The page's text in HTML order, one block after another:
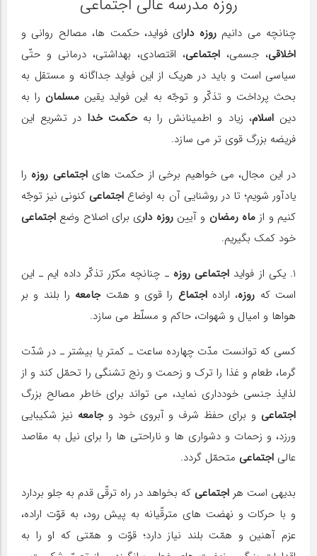
روزه مدرسه عالی اجتماعی
چنانچه می دانیمروزه دارای فواید، حكمت ها، مصالح روانی و
اخلاقی، جسمی، اجتماعی، اقتصادی، بهداشتی، درمانی و حتّی
سیاسی است و باید در هریك از این فواید جداگانه و مستقل به
بحث پرداخت و تذكّر و توجّه به این فواید یقین مسلمان را به
دیناسلام، زیاد و اطمینانش را بهحكمت خدا در تشریع این
فریضه بزرگ قوی تر می سازد.
در این مجال، می خواهیم برخی از حكمت هایاجتماعی روزه را
یادآور شویم؛ تا در روشنایی آن به اوضاع اجتماعی كنونی نیز توجّه
كنیم و از ماه رمضان و آیینروزه داری برای اصلاح وضع اجتماعی
خود كمك بگیریم.
1. یكی از فواید اجتماعی روزه ـ چنانچه مكرّر تذكّر داده ایم ـ این
است كه روزه، ارادهاجتماع را قوی و همّتجامعه را بلند و بر
هواها و امیال و شهوات، حاكم و مسلّط می سازد.
كسی كه توانست مدّت چهارده ساعت ـ كمتر یا بیشتر ـ در شدّت
گرما، طعام و غذا را ترك و زحمت و رنج تشنگی را تحمّل كند و از
لذایذ جنسی خودداری نماید، می تواند برای خاطر مصالح بزرگ
اجتماعی و برای حفظ شرف و آبروی خود وجامعه نیز شكیبایی
ورزد، و زحمات و دشواری ها و ناراحتی ها را برای نیل به مقاصد
عالی اجتماعی متحمّل گردد.
بدیهی است هر اجتماعی كه بخواهد در راه ترقّی قدم به جلو بردارد
و با حركات و نهضت های مترقّیانه به پیش رود، به قوّت اراده،
عزم آهنین و همّت بلند نیاز دارد؛ قوّت و همّتی كه او را به